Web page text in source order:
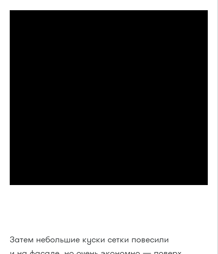
Затем небольшие куски сетки повесили